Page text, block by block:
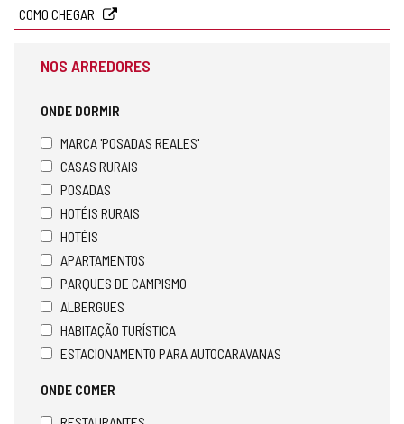
COMO CHEGAR
NOS ARREDORES
ONDE DORMIR
MARCA 'POSADAS REALES'
CASAS RURAIS
POSADAS
HOTÉIS RURAIS
HOTÉIS
APARTAMENTOS
PARQUES DE CAMPISMO
ALBERGUES
HABITAÇÃO TURÍSTICA
ESTACIONAMENTO PARA AUTOCARAVANAS
ONDE COMER